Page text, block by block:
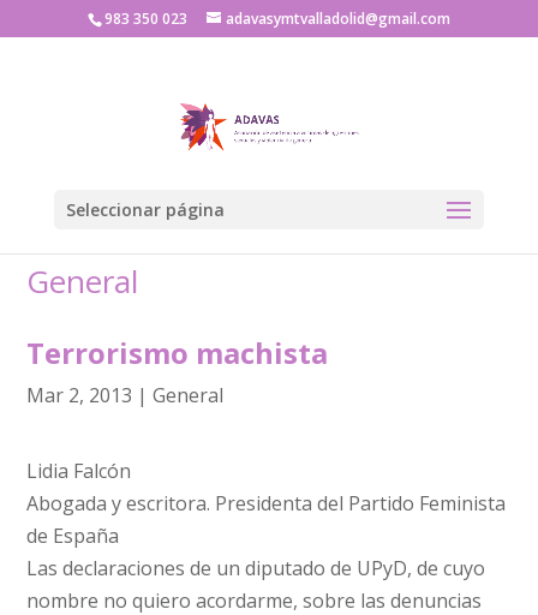
983 350 023 adavasymtvalladolid@gmail.com
Seleccionar página
General
Terrorismo machista
Mar 2, 2013 |General
Lidia Falcón
Abogada y escritora. Presidenta del Partido Feminista
de España
Las declaraciones de un diputado de UPyD, de cuyo
nombre no quiero acordarme, sobre las denuncias